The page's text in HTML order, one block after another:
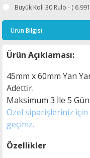
Büyük Koli 30 Rulo - (
Ürün Bilgisi
Ürün Açıklaması:
45mm x 60mm Yan
Adettir.
Maksimum 3 İle 5
Özel siparişleriniz
geçiniz.
Özellikler